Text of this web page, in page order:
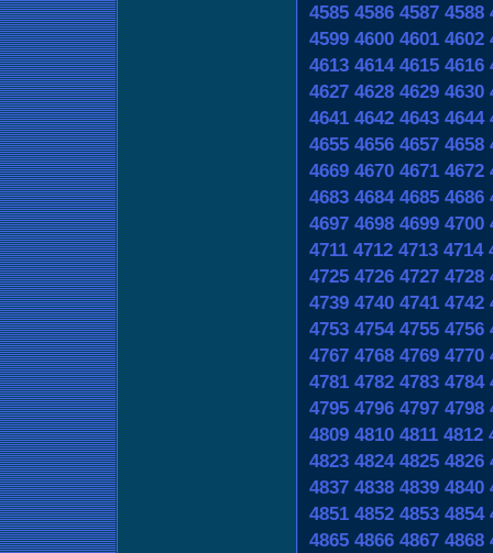
4585 4586 4587 4588
4599 4600 4601 4602
4613 4614 4615 4616
4627 4628 4629 4630
4641 4642 4643 4644
4655 4656 4657 4658
4669 4670 4671 4672
4683 4684 4685 4686
4697 4698 4699 4700
4711 4712 4713 4714
4725 4726 4727 4728
4739 4740 4741 4742
4753 4754 4755 4756
4767 4768 4769 4770
4781 4782 4783 4784
4795 4796 4797 4798
4809 4810 4811 4812
4823 4824 4825 4826
4837 4838 4839 4840
4851 4852 4853 4854
4865 4866 4867 4868